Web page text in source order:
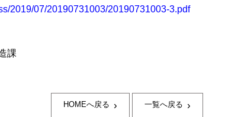
2019/07/20190731003/20190731003-3.pdf
課
HOMEへ戻る › 一覧へ戻る ›